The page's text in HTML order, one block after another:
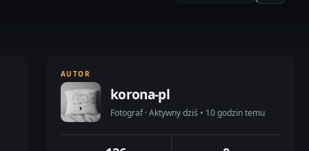
AUTOR
korona-pl
Fotograf · Aktywny dziś • 10 godzin temu